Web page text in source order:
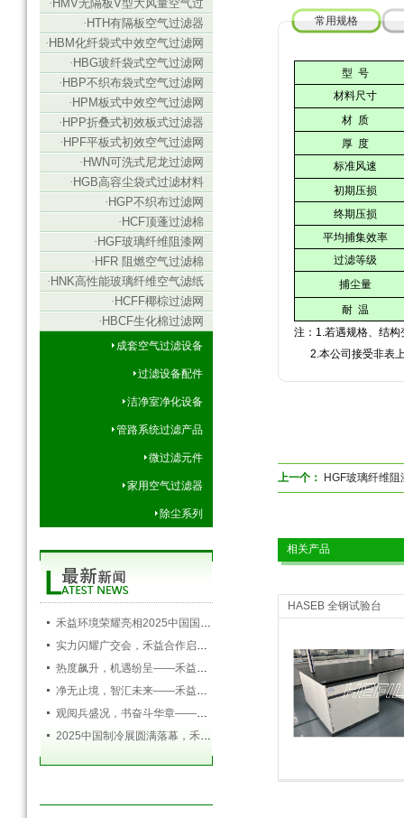
· HMV无隔板V型大风量空气过
滤器
· HTH有隔板空气过滤器
· HBM化纤袋式中效空气过滤网
· HBG玻纤袋式空气过滤网
· HBP不织布袋式空气过滤网
· HPM板式中效空气过滤网
· HPP折叠式初效板式过滤器
· HPF平板式初效空气过滤网
· HWN可洗式尼龙过滤网
· HGB高容尘袋式过滤材料
· HGP不织布过滤网
· HCF顶蓬过滤棉
· HGF玻璃纤维阻漆网
· HFR 阻燃空气过滤棉
· HNK高性能玻璃纤维空气滤纸
· HCFF椰棕过滤网
· HBCF生化棉过滤网
成套空气过滤设备
过滤设备配件
洁净室净化设备
管路系统过滤产品
微过滤元件
家用空气过滤器
除尘系列
禾益环境荣耀亮相2025中国国际空调通风制冷及冷链产业展览会，以创新科技引领行业未来
实力闪耀广交会，禾益合作启新程——禾益环境第138届广交会圆满落幕
热度飙升，机遇纷呈——禾益环境持续发力，精彩依旧
净无止境，智汇未来——禾益环境亮相第138届广交会
观阅兵盛况，书奋斗华章——禾益环境组织全体员工观看九三阅兵盛典
2025中国制冷展圆满落幕，禾益环境满载而归！
常用规格
型 号
材料尺寸
材 质
厚 度
标准风速
初期压损
终期压损
平均捕集效率
过滤等级
捕尘量
耐 温
注：1.若遇规格、结
2.本公司接受非表
上一个： HGF玻璃纤维阻
相关产品
HASEB 全钢试验台